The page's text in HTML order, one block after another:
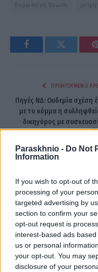
Paraskhnio - Do Not
Information
If you wish to opt-out of
processing of your
targeted advertising by
section to confirm your
opt-out request is
interest-based ads
us or personal
your opt-out. You may
disclosure of your
Ευρωπαϊκή Ένωση
FacebookTwitter
ΠΡΟΗΓΟΎΜΕΝΟ
Πηγές ΝΔ: Ουδεμία σχέση
με το κόμμα η
δικηγόρος με
Μαρία
ΣΧΕΤΙΚΑΑΡΘΡΑ